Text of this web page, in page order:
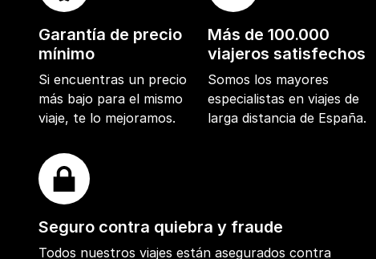
Garantía de precio
mínimo
Si encuentras un precio
más bajo para el mismo
viaje, te lo mejoramos.
Más de 100.000
viajeros satisfechos
Somos los mayores
especialistas en viajes de
larga distancia de España.
Seguro contra quiebra y fraude
Todos nuestros viajes están asegurados contra